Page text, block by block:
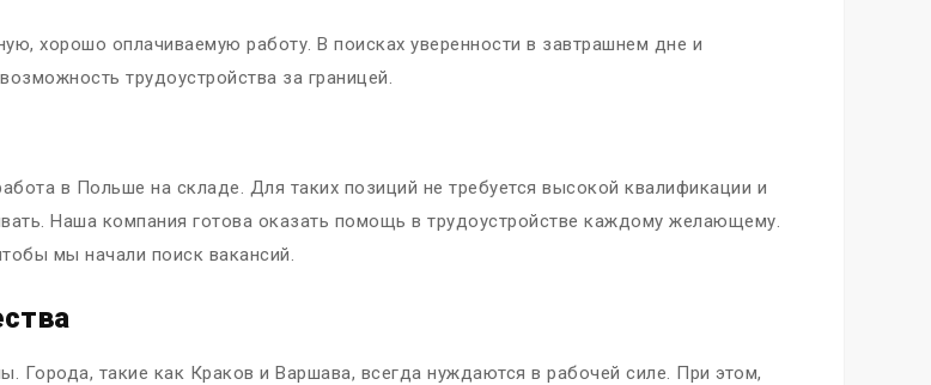
хорошо оплачиваемую работу. В поисках уверенности в завтрашнем дне и
трудоустройства за границей.
в Польше на складе. Для таких позиций не требуется высокой квалификации и
Наша компания готова оказать помощь в трудоустройстве каждому желающему.
мы начали поиск вакансий.
Города, такие как Краков и Варшава, всегда нуждаются в рабочей силе. При этом,